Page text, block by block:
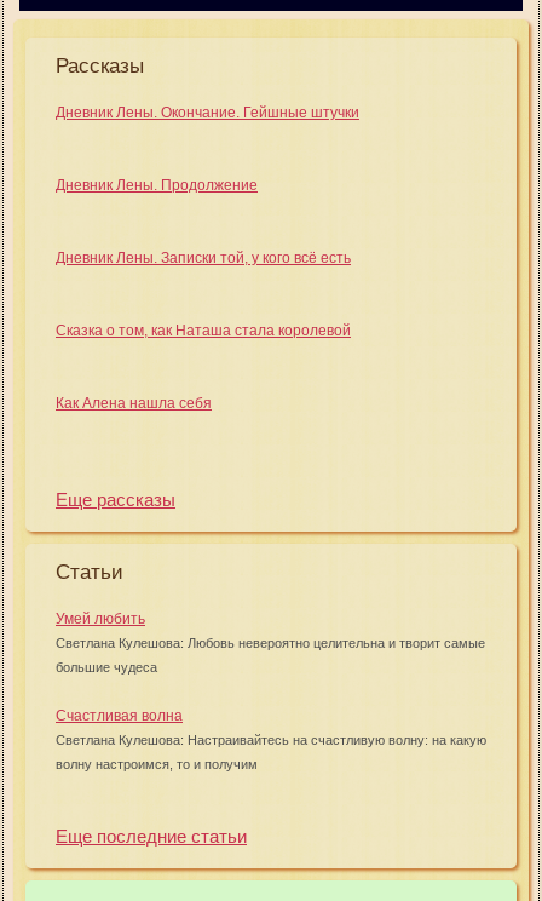
Рассказы
Дневник Лены. Окончание. Гейшные штучки
Дневник Лены. Продолжение
Дневник Лены. Записки той, у кого всё есть
Сказка о том, как Наташа стала королевой
Как Алена нашла себя
Еще рассказы
Статьи
Умей любить
Светлана Кулешова: Любовь невероятно целительна и творит самые
большие чудеса
Счастливая волна
Светлана Кулешова: Настраивайтесь на счастливую волну: на какую
волну настроимся, то и получим
Еще последние статьи